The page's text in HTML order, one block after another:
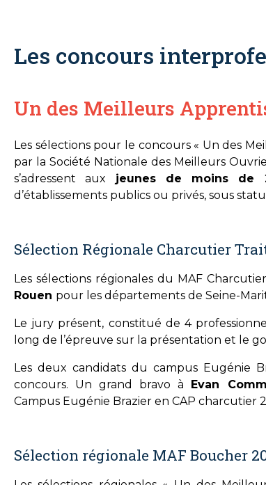
Les concours
Un des Meilleurs
Les sélections pour le concours « Un des
par la Société Nationale des Meilleurs
s’adressent aux jeunes de moins de
d’établissements publics ou privés, sous
Sélection Régionale Charcutier
Les sélections régionales du MAF
Rouen pour les départements de Seine-
Le jury présent, constitué de 4
long de l’épreuve sur la présentation et le
Les deux candidats du campus Eugénie
concours. Un grand bravo à Evan
Campus Eugénie Brazier en CAP charcutier 2
Sélection régionale MAF Boucher